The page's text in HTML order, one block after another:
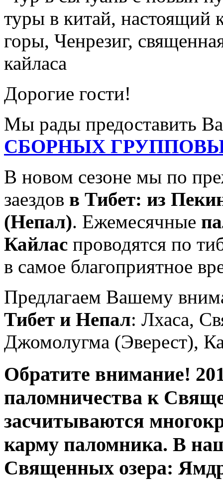
Дорогие гости!
Мы рады предоставить
СБОРНЫХ
В новом сезоне мы по
заездов в Тибет: из
(Непал). Ежемесячные
Кайлас проводятся по
в самое благоприятное
Предлагаем Вашему
Тибет и Непал: Лхаса,
Джомолугма (Эверест),
Обратите внимание!
паломничества к
засчитываются
карму паломника. В
Священных озера: